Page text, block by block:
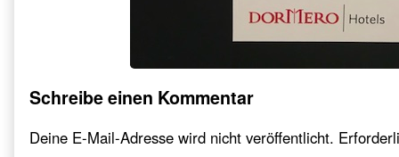
Schreibe einen Kommentar
Deine E-Mail-Adresse wird nicht veröffentlicht.